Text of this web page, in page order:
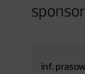
inf.